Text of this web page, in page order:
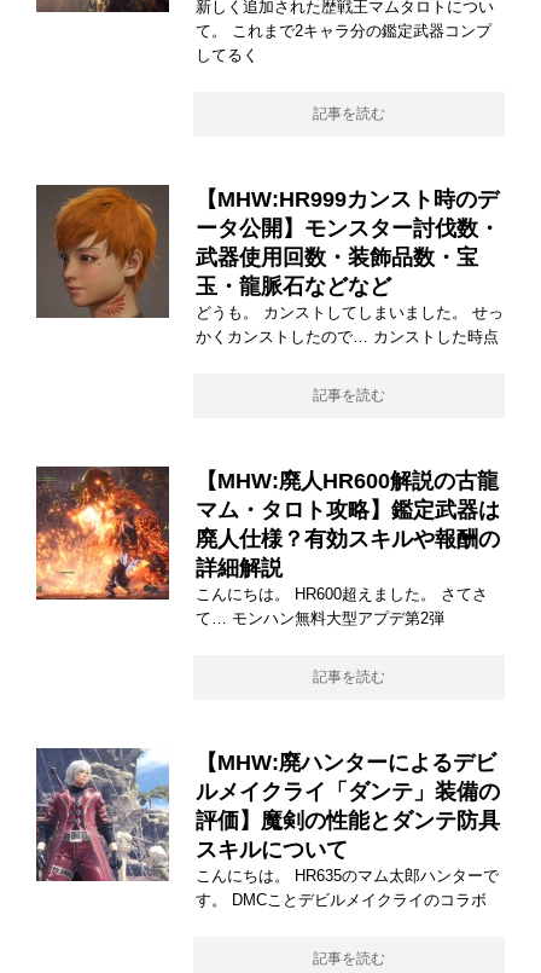
新しく追加された歴戦王マムタロトについ
て。 これまで2キャラ分の鑑定武器コンプ
してるく
記事を読む
【MHW:HR999カンスト時のデ
ータ公開】モンスター討伐数・
武器使用回数・装飾品数・宝
玉・龍脈石などなど
どうも。 カンストしてしまいました。 せっ
かくカンストしたので… カンストした時点
記事を読む
【MHW:廃人HR600解説の古龍
マム・タロト攻略】鑑定武器は
廃人仕様？有効スキルや報酬の
詳細解説
こんにちは。 HR600超えました。 さてさ
て… モンハン無料大型アプデ第2弾
記事を読む
【MHW:廃ハンターによるデビ
ルメイクライ「ダンテ」装備の
評価】魔剣の性能とダンテ防具
スキルについて
こんにちは。 HR635のマム太郎ハンターで
す。 DMCことデビルメイクライのコラボ
記事を読む